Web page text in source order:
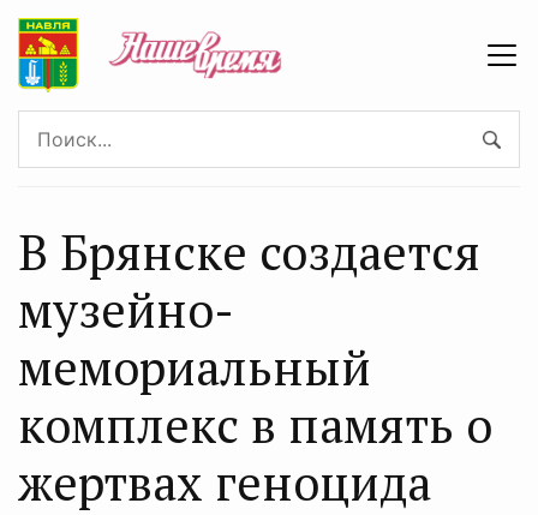
В Брянске создается
музейно-
мемориальный
комплекс в память о
жертвах геноцида